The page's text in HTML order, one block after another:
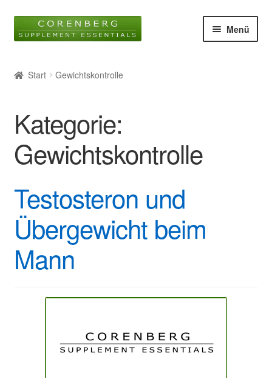
Navigation
Inhalt
Menü
Blog
Wissen
Glossar
Kontakt
Über uns
Start Gewichtskontrolle
Kategorie:
Gewichtskontrolle
Testosteron und
Übergewicht beim
Mann